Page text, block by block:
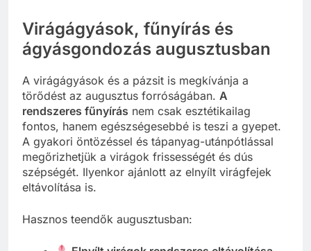
Virágágyások, fűnyírás és
ágyásgondozás augusztusban
A virágágyások és a pázsit is megkívánja a
törődést az augusztus forróságában. A
rendszeres fűnyírás nem csak esztétikailag
fontos, hanem egészségesebbé is teszi a gyepet.
A gyakori öntözéssel és tápanyag-utánpótlással
megőrizhetjük a virágok frissességét és dús
szépségét. Ilyenkor ajánlott az elnyílt virágfejek
eltávolítása is.
Hasznos teendők augusztusban: